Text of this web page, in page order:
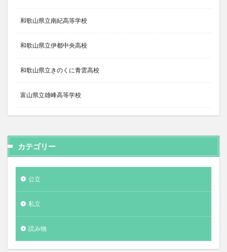
和歌山県立南紀高等学校
和歌山県立伊都中央高校
和歌山県立きのくに青雲高校
富山県立雄峰高等学校
カテゴリー
公立
私立
読み物